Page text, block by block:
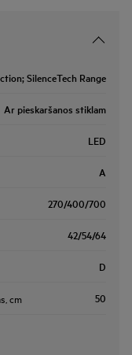
SilenceTech Range
Ar pieskaršanos stiklam
LED
A
270/400/700
42/54/64
D
cm 50